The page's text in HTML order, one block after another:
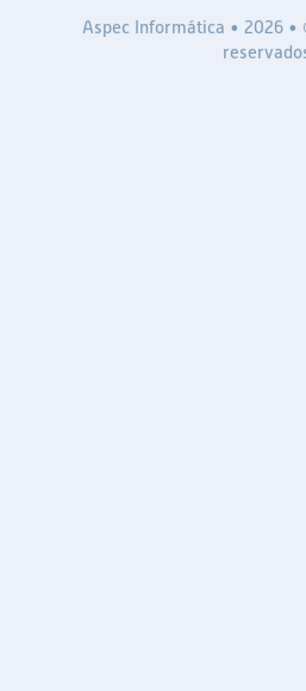
Aspec Informática • 2026 •